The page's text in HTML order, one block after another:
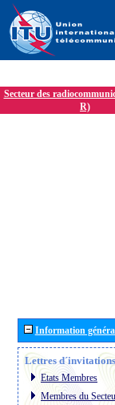
Secteur des
R)
Information
Lettres
Etats Membres
Membres du